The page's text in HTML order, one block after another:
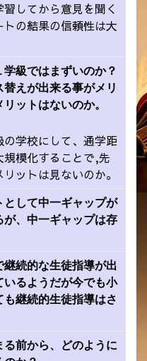
してから意見を聞く
の結果の信頼性は大
学級ではまずいのか？
えが出来る事がメリ
ットはないのか。
学校にして、通学距
模化することで,先
ットは見ないのか。
して中一ギャップが
、中一ギャップは存
続的な生徒指導が出
るようだが今でも小
継続的生徒指導はさ
前から、どのように